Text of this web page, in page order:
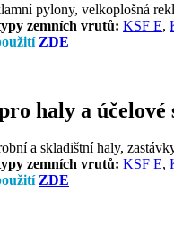
pylony, velkoplošná
zemních vrutů: KSF E,
ZDE
haly a účelové
a skladištní haly,
zemních vrutů: KSF E,
ZDE